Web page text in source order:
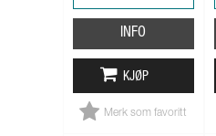
INFO
KJØP
Merk som favoritt